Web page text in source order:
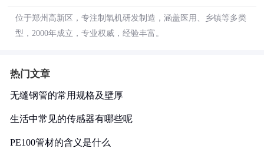
位于郑州高新区，专注制氧机研发制造，涵盖医用、乡镇等多类
型，2000年成立，专业权威，经验丰富。
热门文章
无缝钢管的常用规格及壁厚
生活中常见的传感器有哪些呢
PE100管材的含义是什么